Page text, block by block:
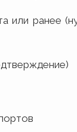
или ранее